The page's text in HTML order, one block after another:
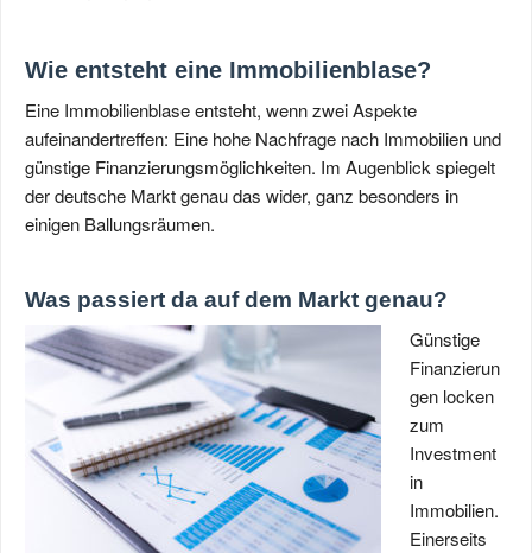
Wie entsteht eine Immobilienblase?
Eine Immobilienblase entsteht, wenn zwei Aspekte
aufeinandertreffen: Eine hohe Nachfrage nach Immobilien und
günstige Finanzierungsmöglichkeiten. Im Augenblick spiegelt
der deutsche Markt genau das wider, ganz besonders in
einigen Ballungsräumen.
Was passiert da auf dem Markt genau?
Günstige
Finanzierun
gen locken
zum
Investment
in
Immobilien.
Einerseits